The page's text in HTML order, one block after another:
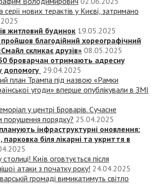
серії нових терактів у Києві, затримано
житловий будинок 19.05.2025
благодійний хореографічний
скликає друзів» 08.05.2025
броварчан отримають адресну
допомогу 29.04.2025
план Трампа під назвою «‎Рамки
угоди» вперше опублікували в ЗМІ
у центрі Броварів. Сучасне
порушення порядку? 25.04.2025
інфраструктурні оновлення:
біля лікарні та укриття в
Київ оговтується після
атаки з початку року! 24.04.2025
громаді вимикатимуть світло